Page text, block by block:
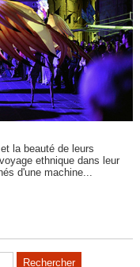
la beauté de leurs
ethnique dans leur
d'une machine...